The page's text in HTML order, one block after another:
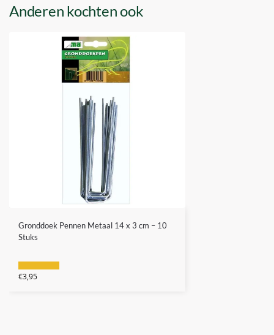
Anderen kochten ook
Gronddoek Pennen Metaal 14 x 3 cm – 10
Stuks
€3,95